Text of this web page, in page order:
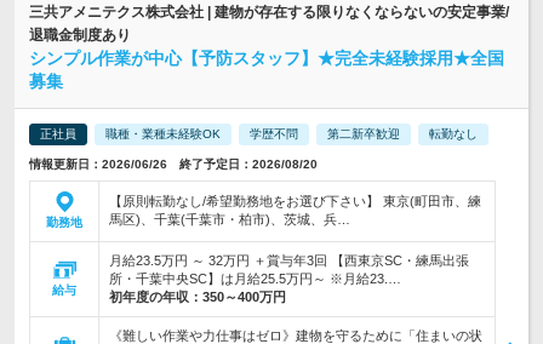
三共アメニテクス株式会社 | 建物が存在する限りなくならないの安定事業/
退職金制度あり
シンプル作業が中心【予防スタッフ】★完全未経験採用★全国
募集
正社員 職種・業種未経験OK 学歴不問 第二新卒歓迎 転勤なし
情報更新日：2026/06/26 終了予定日：2026/08/20
勤務地
【原則転勤なし/希望勤務地をお選び下さい】 東京(町田市、練
馬区)、千葉(千葉市・柏市)、茨城、兵…
給与
月給23.5万円 ～ 32万円 ＋賞与年3回 【西東京SC・練馬出張
所・千葉中央SC】は月給25.5万円～ ※月給23.…
初年度の年収： 350～400万円
《難しい作業や力仕事はゼロ》建物を守るために「住まいの状